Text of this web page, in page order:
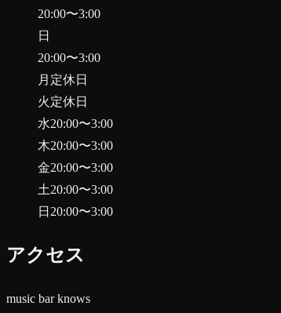
20:00〜3:00
日
20:00〜3:00
月 定休日
火定休日
水20:00〜3:00
木20:00〜3:00
金20:00〜3:00
土20:00〜3:00
日 20:00〜3:00
アクセス
music bar knows